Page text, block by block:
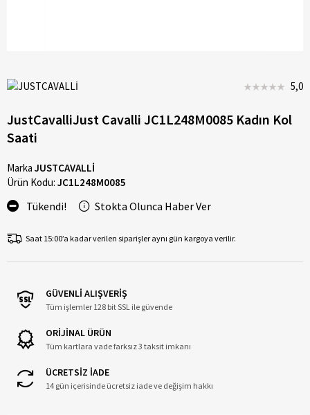
5,0
JustCavalliJust Cavalli JC1L248M0085 Kadın Kol
Saati
Marka JUSTCAVALLİ
Ürün Kodu: JC1L248M0085
Tükendi! Stokta Olunca Haber Ver
Saat 15:00’a kadar verilen siparişler aynı gün kargoya verilir.
GÜVENLİ ALIŞVERİŞ
Tüm işlemler 128 bit SSL ile güvende
ORİJİNAL ÜRÜN
Tüm kartlara vade farksız 3 taksit imkanı
ÜCRETSİZ İADE
14 gün içerisinde ücretsiz iade ve değişim hakkı